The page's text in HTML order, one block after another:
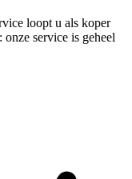
loopt u als koper
service is geheel